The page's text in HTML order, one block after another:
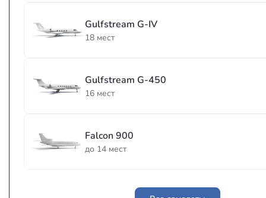
Gulfstream G-IV
18 мест
Gulfstream G-450
16 мест
Falcon 900
до 14 мест